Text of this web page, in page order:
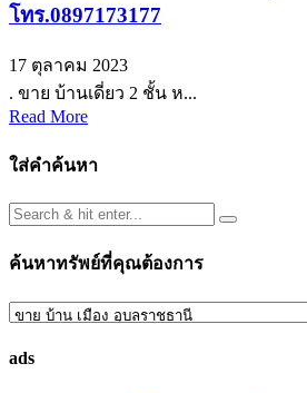
โทร.0897173177
17 ตุลาคม 2023
. ขาย บ้านเดี่ยว 2 ชั้น ห...
Read More
ใส่คำค้นหา
ค้นหาทรัพย์ที่คุณต้องการ
ค้นหา
ที่
ads